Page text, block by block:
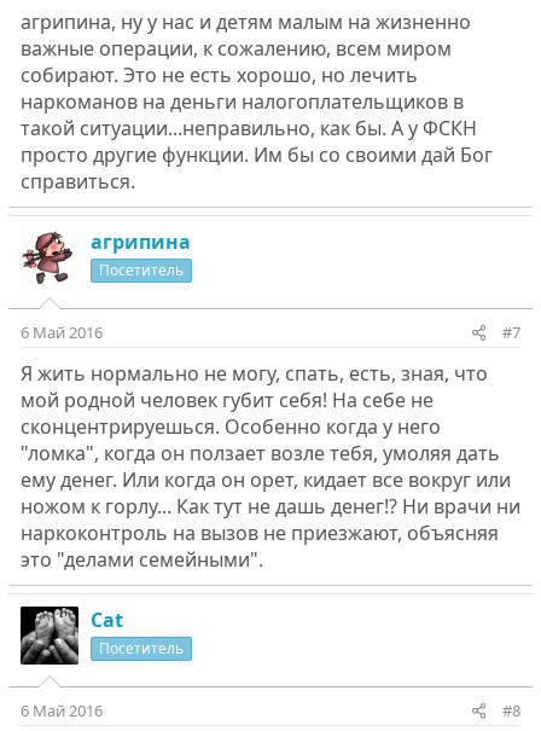
агрипина, ну у нас и детям малым на жизненно
важные операции, к сожалению, всем миром
собирают. Это не есть хорошо, но лечить
наркоманов на деньги налогоплательщиков в
такой ситуации...неправильно, как бы. А у ФСКН
просто другие функции. Им бы со своими дай Бог
справиться.
агрипина
Посетитель
6 Май 2016 #7
Я жить нормально не могу, спать, есть, зная, что
мой родной человек губит себя! На себе не
сконцентрируешься. Особенно когда у него
"ломка", когда он ползает возле тебя, умоляя дать
ему денег. Или когда он орет, кидает все вокруг или
ножом к горлу... Как тут не дашь денег!? Ни врачи ни
наркоконтроль на вызов не приезжают, объясняя
это "делами семейными".
Cat
Посетитель
6 Май 2016 #8